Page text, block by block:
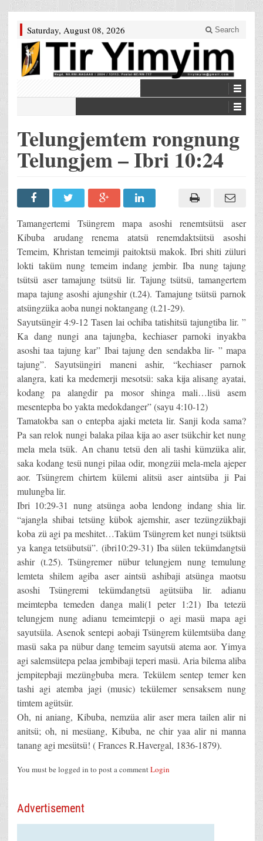
Saturday, August 08, 2026 Search
Telungjemtem rongnung
Telungjem – Ibri 10:24
Tamangertemi Tsüngrem mapa asoshi renemtsütsü aser
Kibuba arudang renema atatsü renemdaktsütsü asoshi
Temeim, Khristan temeimji paitoktsü makok. Ibri shiti züluri
lokti taküm nung temeim indang jembir. Iba nung tajung
tsütsü aser tamajung tsütsü lir. Tajung tsütsü, tamangertem
mapa tajung asoshi ajungshir (t.24). Tamajung tsütsü parnok
atsüngzüka aoba nungi noktangang (t.21-29).
Sayutsüngir 4:9-12 Tasen lai ochiba tatishitsü tajungtiba lir. ”
Ka dang nungi ana tajungba, kechiaser parnoki inyakba
asoshi taa tajung kar” Ibai tajung den sendakba lir- ” mapa
tajung”. Sayutsüngiri maneni ashir, “kechiaser parnok
alangra, kati ka medemerji mesotsü: saka kija alisang ayatai,
kodang pa alangdir pa mosor shinga mali…lisü asem
mesentepba bo yakta medokdanger” (sayu 4:10-12)
Tamatokba san o entepba ajaki meteta lir. Sanji koda sama?
Pa san relok nungi balaka pilaa kija ao aser tsükchir ket nung
mela mela tsük. An chanu tetsü den ali tashi kümzüka alir,
saka kodang tesü nungi pilaa odir, mongzüi mela-mela ajeper
aor. Tsüngrem chirtem külemi alitsü aser aintsüba ji Pai
mulungba lir.
Ibri 10:29-31 nung atsünga aoba lendong indang shia lir.
“ajangla shibai tetsüng kübok ajemshir, aser tezüngzükbaji
koba zü agi pa meshitet…Taküm Tsüngrem ket nungi tsüktsü
ya kanga tetsübutsü”. (ibri10:29-31) Iba sülen tekümdangtsü
ashir (t.25). Tsüngremer nübur telungjem nung temulung
lemteta shilem agiba aser aintsü ashibaji atsünga maotsu
asoshi Tsüngremi tekümdangtsü agütsüba lir. adianu
meimtepba temeden danga mali(1 peter 1:21) Iba tetezü
telungjem nung adianu temeimtepji o agi masü mapa agi
sayutsüla. Asenok sentepi aobaji Tsüngrem külemtsüba dang
masü saka pa nübur dang temeim sayutsü atema aor. Yimya
agi salemsütepa pelaa jembibaji teperi masü. Aria bilema aliba
jempitepbaji mezüngbuba mera. Tekülem sentep temer ken
tashi agi atemba jagi (music) tekülemer sensaksem nung
timtem agütsür.
Oh, ni aniang, Kibuba, nemzüa alir aser mera tailen alir ni
anitsü; oh, ni mesüang, Kibuba, ne chir yaa alir ni manna
tanang agi mesütsü! ( Frances R.Havergal, 1836-1879).
You must be logged in to post a commentLogin
Advertisement